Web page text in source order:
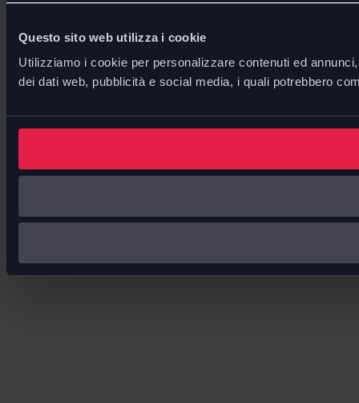
Questo sito web utilizza i cookie
Utilizziamo i cookie per personalizzare contenuti ed
dei dati web, pubblicità e social media, i quali potrebbero